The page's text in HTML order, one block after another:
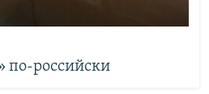
российски